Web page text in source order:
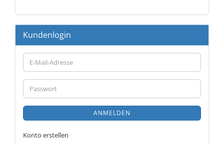
Kundenlogin
E-
Mail-
Adresse
Passwort
ANMELDEN
Konto erstellen